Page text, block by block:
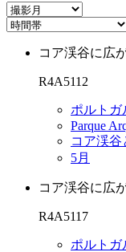
コア渓谷に広
R4A5112
ポルトガ
Parque
コア渓
5月
コア渓谷に広
R4A5117
ポルトガ